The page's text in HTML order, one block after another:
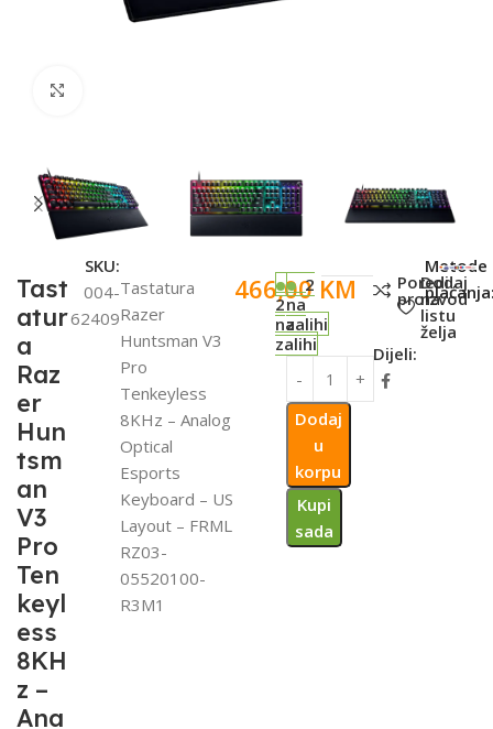
Tast
atur
a
Raz
er
Hun
tsm
an
V3
Pro
Ten
keyl
ess
8KH
z –
Ana
SKU:
004-
62409
Tastatura
Razer
Huntsman V3
Pro
Tenkeyless
8KHz – Analog
Optical
Esports
Keyboard – US
Layout – FRML
RZ03-
05520100-
R3M1
466,00 KM
2
na
zalihi
2
na
zalihi
Dodaj
u
korpu
Kupi
sada
Poredi
proizvod
Dodaj
na
listu
želja
Dijeli:
Metode